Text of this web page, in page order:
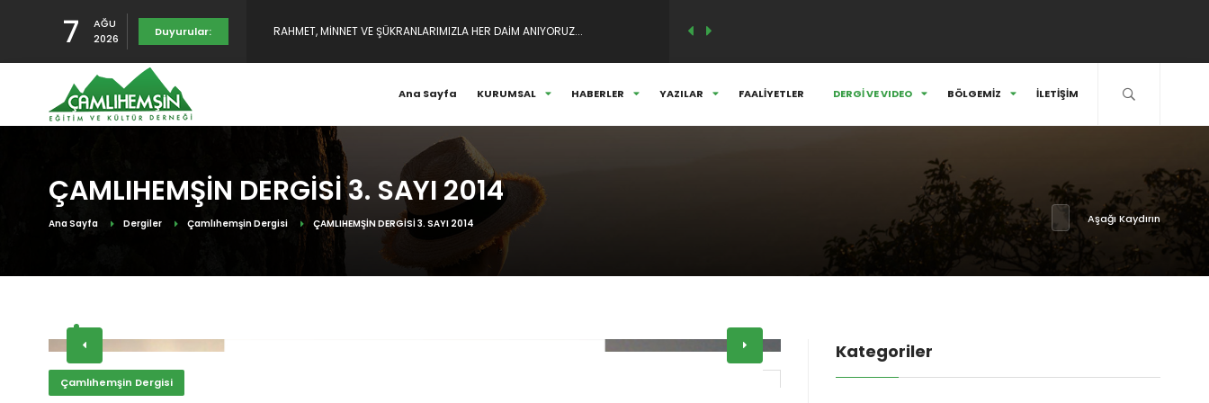
7
AĞU
2026
Duyurular: YENİDEN YAYINDAYIZ
TULUMUN TARİHÇESİ SUNUM VE SÖYLEŞİSİ..
Ana Sayfa KURUMSAL HABERLER YAZILAR FAALİYETLER DERGİ VE VIDEO BÖLGEMİZ İLETİŞİM
ÇAMLIHEMŞİN DERGİSİ 3. SAYI 2014
Ana Sayfa Dergiler Çamlıhemşin Dergisi ÇAMLIHEMŞİN DERGİSİ 3. SAYI 2014 Aşağı Kaydırın
Çamlıhemşin Dergisi
Kategoriler